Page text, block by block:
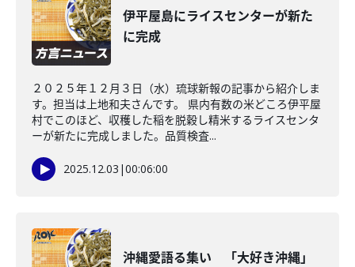
伊平屋島にライスセンターが新た
に完成
２０２５年１２月３日（水）琉球新報の記事から紹介しま
す。担当は上地和夫さんです。 県内有数の米どころ伊平屋
村でこのほど、収穫した稲を脱穀し精米するライスセンタ
ーが新たに完成しました。品質検査...
2025.12.03 |00:06:00
沖縄愛語る集い 「大好き沖縄」